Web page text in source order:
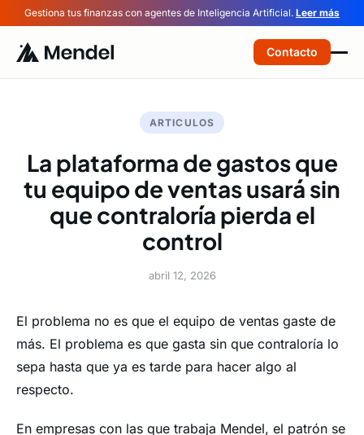
Gestiona tus finanzas con agentes de Inteligencia Artificial. Leer más
Contacto
ARTICULOS
La plataforma de gastos que
tu equipo de ventas usará sin
que contraloría pierda el
control
abril 12, 2026
El problema no es que el equipo de ventas gaste de
más. El problema es que gasta sin que contraloría lo
sepa hasta que ya es tarde para hacer algo al
respecto.
En empresas con las que trabaja Mendel, el patrón se